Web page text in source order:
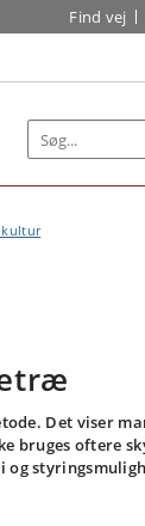
Find vej
kultur
Det viser
bruges oftere
og